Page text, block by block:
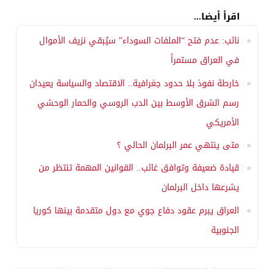
اقرأ أيضا...
نائب: عدم فتح “الملفات السوداء” سيُبقي نزيف الأموال
في العراق مستمراً
خارطة نفوذ بلا حدود جغرافية.. الاقتصاد والسياسة يعيدان
رسم الشرق الأوسط بين الدب الروسي والحمار الوحشي
الأمريكي
متى ينتهي عمر البرلمان الحالي ؟
قيادة ضعيفة وتوافق غائب.. القوانين المهمة تنتظر من
يشرعها داخل البرلمان
العراق يبرم عقود دفاع جوي مع دول متقدمة بينها كوريا
الجنوبية